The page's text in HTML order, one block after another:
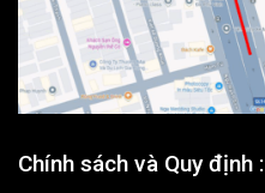
Chính sách và Quy định :